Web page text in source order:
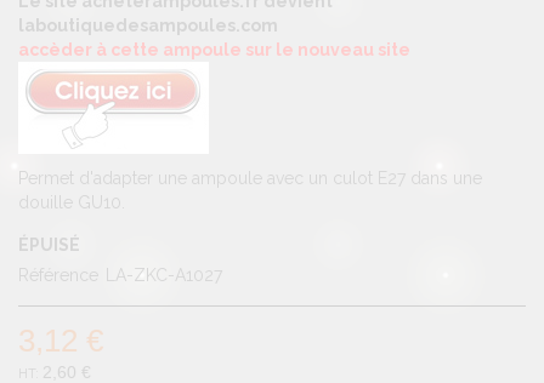
laboutiquedesampoules.com
accèder à cette ampoule sur le nouveau site
Permet d'adapter une ampoule avec un culot E27 dans une
douille GU10.
ÉPUISÉ
Référence
LA-ZKC-A1027
3,12 €
2,60 €